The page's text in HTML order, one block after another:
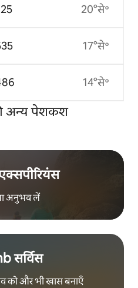
20°से॰
17°से॰
14°से॰
अन्य पेशकश
अनुभव लें
सर्विस
को और भी खास बनाएँ